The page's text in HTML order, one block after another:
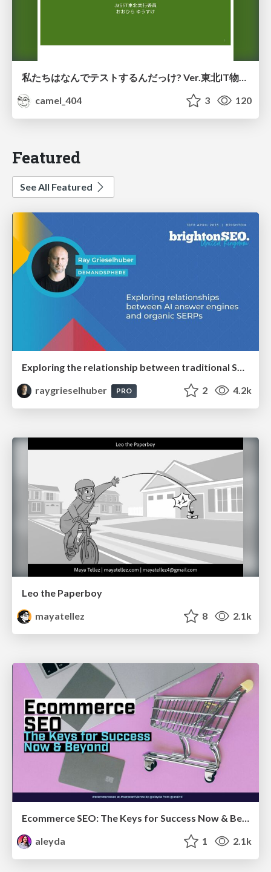
私たちはなんでテストするんだっけ? Ver.東北IT物産展2026 in 会津若松
camel_404
3 120
Featured
See All Featured
Exploring the relationship between traditional SERPs and Gen AI search
raygrieselhuber
PRO 2 4.2k
Leo the Paperboy
mayatellez
8 2.1k
Ecommerce SEO: The Keys for Success Now & Beyond - #SERPConf2024
aleyda
1 2.1k